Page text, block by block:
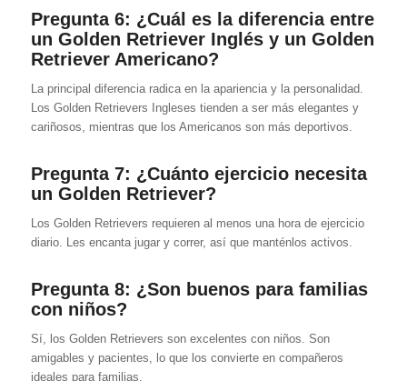
Pregunta 6: ¿Cuál es la diferencia entre
un Golden Retriever Inglés y un Golden
Retriever Americano?
La principal diferencia radica en la apariencia y la personalidad.
Los Golden Retrievers Ingleses tienden a ser más elegantes y
cariñosos, mientras que los Americanos son más deportivos.
Pregunta 7: ¿Cuánto ejercicio necesita
un Golden Retriever?
Los Golden Retrievers requieren al menos una hora de ejercicio
diario. Les encanta jugar y correr, así que manténlos activos.
Pregunta 8: ¿Son buenos para familias
con niños?
Sí, los Golden Retrievers son excelentes con niños. Son
amigables y pacientes, lo que los convierte en compañeros
ideales para familias.